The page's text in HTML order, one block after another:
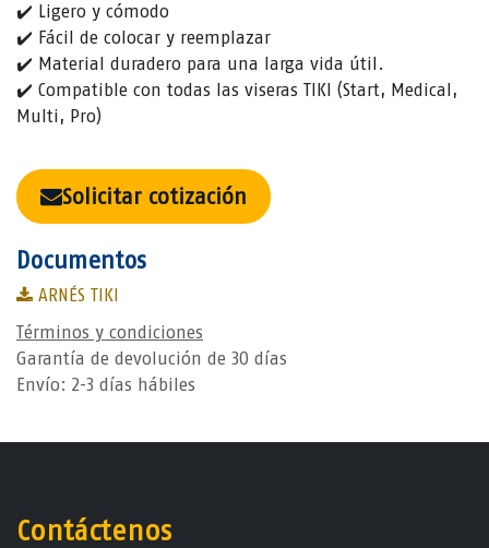
✔️ Ligero y cómodo
✔️ Fácil de colocar y reemplazar
✔️ Material duradero para una larga vida útil.
✔️ Compatible con todas las viseras TIKI (Start, Medical,
Multi, Pro)
Solicitar cotización
Documentos
ARNÉS TIKI
Términos y condiciones
Garantía de devolución de 30 días
Envío: 2-3 días hábiles
Contáctenos